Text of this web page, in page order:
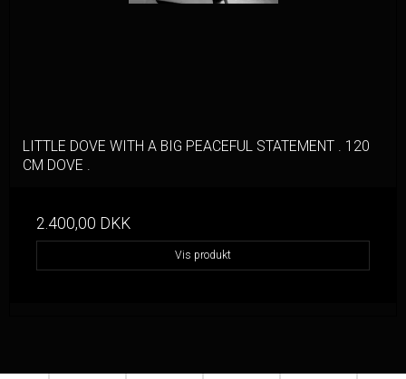
LITTLE DOVE WITH A BIG PEACEFUL STATEMENT . 120
CM DOVE .
2.400,00 DKK
Vis produkt